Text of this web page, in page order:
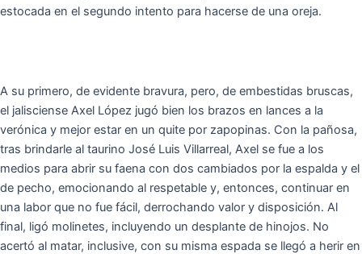
estocada en el segundo intento para hacerse de una oreja.
A su primero, de evidente bravura, pero, de embestidas bruscas,
el jalisciense Axel López jugó bien los brazos en lances a la
verónica y mejor estar en un quite por zapopinas. Con la pañosa,
tras brindarle al taurino José Luis Villarreal, Axel se fue a los
medios para abrir su faena con dos cambiados por la espalda y el
de pecho, emocionando al respetable y, entonces, continuar en
una labor que no fue fácil, derrochando valor y disposición. Al
final, ligó molinetes, incluyendo un desplante de hinojos. No
acertó al matar, inclusive, con su misma espada se llegó a herir en